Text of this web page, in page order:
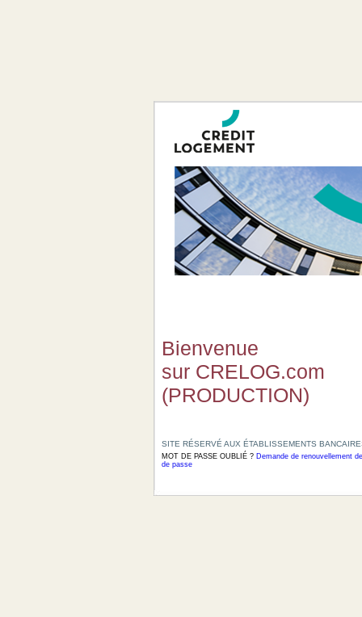
Bienvenue
sur CRELOG.com
(PRODUCTION)
SITE RÉSERVÉ AUX ÉTABLISSEMENTS
MOT DE PASSE OUBLIÉ ?
de passe